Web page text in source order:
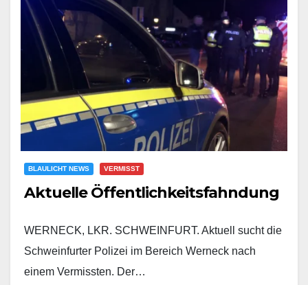
BLAULICHT NEWS VERMISST
Aktuelle Öffentlichkeitsfahndung
WERNECK, LKR. SCHWEINFURT. Aktuell sucht die
Schweinfurter Polizei im Bereich Werneck nach
einem Vermissten. Der…